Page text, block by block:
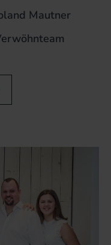
Mautner